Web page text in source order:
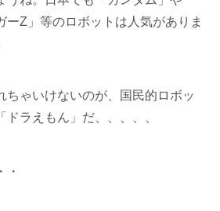
ーZ」等のロボットは人気がありま
ちゃいけないのが、国民的ロボッ
ドラえもん」だ、、、、、
・